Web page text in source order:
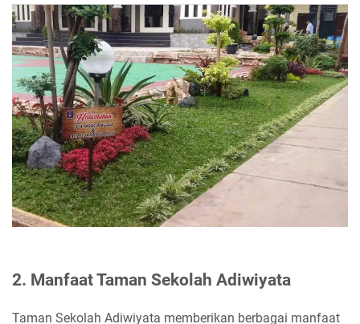
2. Manfaat Taman Sekolah Adiwiyata
Taman Sekolah Adiwiyata memberikan berbagai manfaat